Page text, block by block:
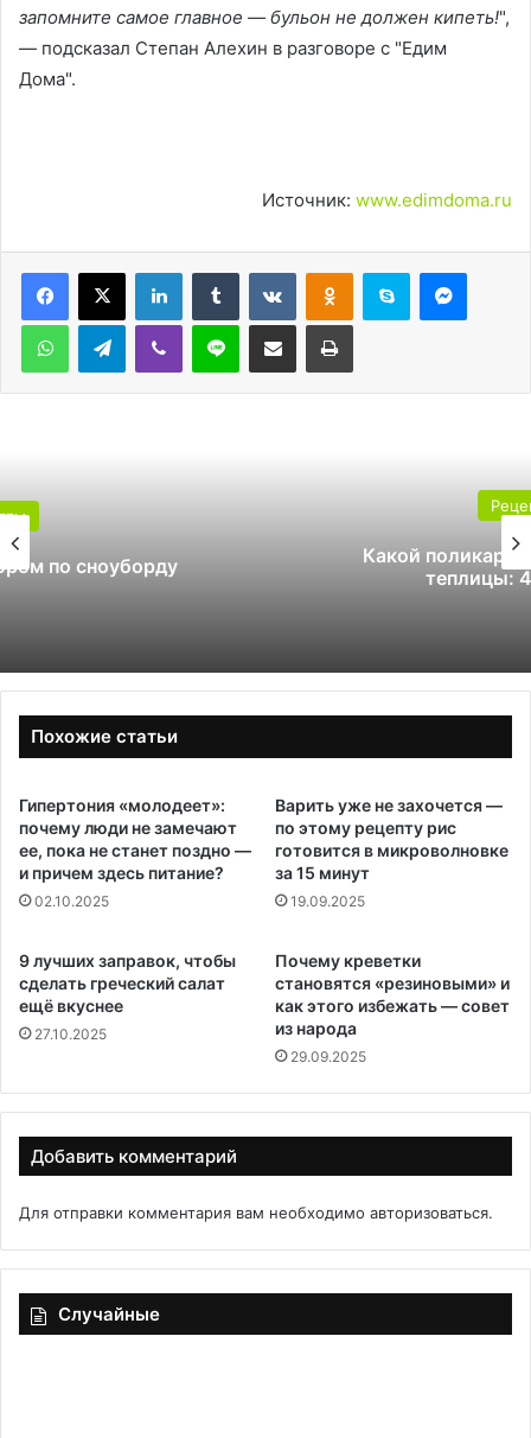
запомните самое главное — бульон не должен кипеть!",
— подсказал Степан Алехин в разговоре с "Едим
Дома".
Источник: www.edimdoma.ru
LinkedInTumblr ВконтактеОдноклассники
Skype
WhatsAppTelegramViber Line Поделиться через электронную почту Печатать
Какой поликарбонат выбрать для
теплицы: 4 или 6 мм
Похожие статьи
Гипертония «молодеет»:
почему люди не замечают
ее, пока не станет поздно —
и причем здесь питание?
02.10.2025
Варить уже не захочется —
по этому рецепту рис
готовится в микроволновке
за 15 минут
19.09.2025
9 лучших заправок, чтобы
сделать греческий салат
ещё вкуснее
27.10.2025
Почему креветки
становятся «резиновыми» и
как этого избежать — совет
из народа
29.09.2025
Добавить комментарий
Для отправки комментария вам необходимо авторизоваться.
Случайные